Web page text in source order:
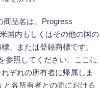
商品名は、Progress
国内もしくはその他の国の
、または登録商標です。
参照してください。ここに
ぞれの所有者に帰属しま
各所有者との間における